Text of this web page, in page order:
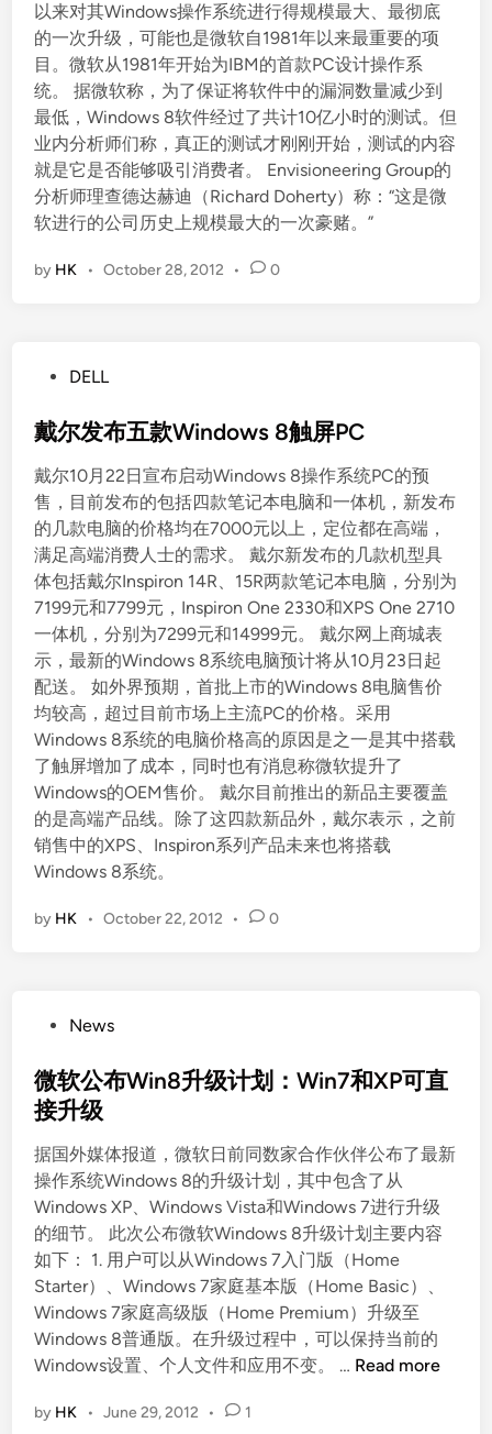
以来对其Windows操作系统进行得规模最大、最彻底
的一次升级，可能也是微软自1981年以来最重要的项
目。微软从1981年开始为IBM的首款PC设计操作系
统。 据微软称，为了保证将软件中的漏洞数量减少到
最低，Windows 8软件经过了共计10亿小时的测试。但
业内分析师们称，真正的测试才刚刚开始，测试的内容
就是它是否能够吸引消费者。 Envisioneering Group的
分析师理查德达赫迪（Richard Doherty）称：“这是微
软进行的公司历史上规模最大的一次豪赌。”
by HK • October 28, 2012 • 0
s
e
d
i
n
DELL
戴尔发布五款Windows 8触屏PC
戴尔10月22日宣布启动Windows 8操作系统PC的预
售，目前发布的包括四款笔记本电脑和一体机，新发布
的几款电脑的价格均在7000元以上，定位都在高端，
满足高端消费人士的需求。 戴尔新发布的几款机型具
体包括戴尔Inspiron 14R、15R两款笔记本电脑，分别为
7199元和7799元，Inspiron One 2330和XPS One 2710
一体机，分别为7299元和14999元。 戴尔网上商城表
示，最新的Windows 8系统电脑预计将从10月23日起
配送。 如外界预期，首批上市的Windows 8电脑售价
均较高，超过目前市场上主流PC的价格。采用
Windows 8系统的电脑价格高的原因是之一是其中搭载
了触屏增加了成本，同时也有消息称微软提升了
Windows的OEM售价。 戴尔目前推出的新品主要覆盖
的是高端产品线。除了这四款新品外，戴尔表示，之前
销售中的XPS、Inspiron系列产品未来也将搭载
Windows 8系统。
by HK • October 22, 2012 • 0
s
t
d
i
n
News
微软公布Win8升级计划：Win7和XP可直
接升级
据国外媒体报道，微软日前同数家合作伙伴公布了最新
操作系统Windows 8的升级计划，其中包含了从
Windows XP、Windows Vista和Windows 7进行升级
的细节。 此次公布微软Windows 8升级计划主要内容
如下： 1. 用户可以从Windows 7入门版（Home
Starter）、Windows 7家庭基本版（Home Basic）、
Windows 7家庭高级版（Home Premium）升级至
Windows 8普通版。在升级过程中，可以保持当前的
Windows设置、个人文件和应用不变。 … 微
Read more
by HK • June 29, 2012 • 1